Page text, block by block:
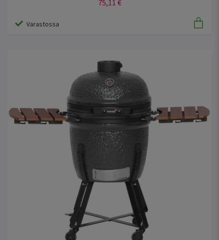
75,11 €
Varastossa